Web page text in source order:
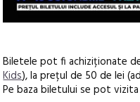
Biletele pot fi achiziționate
Kids), la prețul de 50 de lei
Pe baza biletului se pot